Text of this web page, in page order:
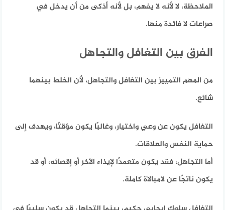
الملاحظة، لا لأنه لا يفهم، بل لأنه أذكى من أن يدخل في
صراعات لا فائدة منها.
الفرق بين التغافل والتجاهل
من المهم التمييز بين التغافل والتجاهل، لأن الخلط بينهما
شائع.
التغافل يكون عن وعي واختيار، وغالبًا يكون مؤقتًا، ويهدف إلى
حماية النفس والعلاقات.
أما التجاهل، فقد يكون متعمدًا لإيذاء الآخر أو إقصائه، أو قد
يكون ناتجًا عن لامبالاة كاملة.